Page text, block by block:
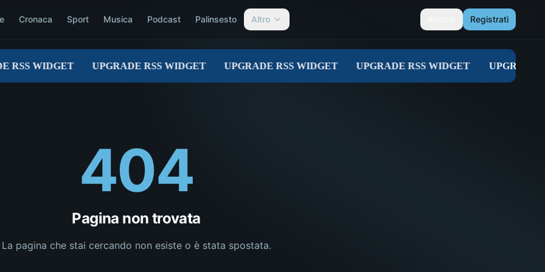
Cronaca Sport Musica Podcast Palinsesto Altro Registrati
404
Pagina non trovata
La pagina che stai cercando non esiste o è stata spostata.